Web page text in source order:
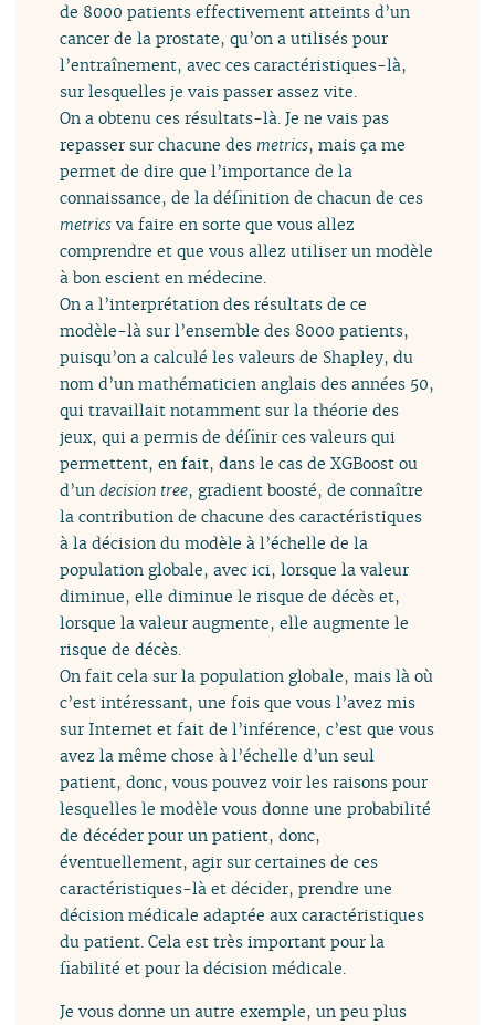
de 8000 patients effectivement atteints d’un
cancer de la prostate, qu’on a utilisés pour
l’entraînement, avec ces caractéristiques-là,
sur lesquelles je vais passer assez vite.
On a obtenu ces résultats-là. Je ne vais pas
repasser sur chacune des metrics, mais ça me
permet de dire que l’importance de la
connaissance, de la définition de chacun de ces
metrics va faire en sorte que vous allez
comprendre et que vous allez utiliser un modèle
à bon escient en médecine.
On a l’interprétation des résultats de ce
modèle-là sur l’ensemble des 8000 patients,
puisqu’on a calculé les valeurs de Shapley, du
nom d’un mathématicien anglais des années 50,
qui travaillait notamment sur la théorie des
jeux, qui a permis de définir ces valeurs qui
permettent, en fait, dans le cas de XGBoost ou
d’undecision tree, gradient boosté, de connaître
la contribution de chacune des caractéristiques
à la décision du modèle à l’échelle de la
population globale, avec ici, lorsque la valeur
diminue, elle diminue le risque de décès et,
lorsque la valeur augmente, elle augmente le
risque de décès.
On fait cela sur la population globale, mais là où
c’est intéressant, une fois que vous l’avez mis
sur Internet et fait de l’inférence, c’est que vous
avez la même chose à l’échelle d’un seul
patient, donc, vous pouvez voir les raisons pour
lesquelles le modèle vous donne une probabilité
de décéder pour un patient, donc,
éventuellement, agir sur certaines de ces
caractéristiques-là et décider, prendre une
décision médicale adaptée aux caractéristiques
du patient. Cela est très important pour la
fiabilité et pour la décision médicale.
Je vous donne un autre exemple, un peu plus